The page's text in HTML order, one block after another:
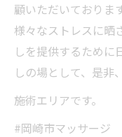
顧いただいておりま
様々なストレスに晒
しを提供するために
しの場として、是非
施術エリアです。
#岡崎市マッサージ